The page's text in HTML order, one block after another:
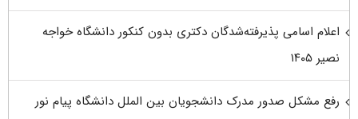
اعلام اسامی پذیرفته‌شدگان دکتری بدون کنکور دانشگاه خواجه
نصیر ۱۴۰۵
رفع مشکل صدور مدرک دانشجویان بین الملل دانشگاه پیام نور